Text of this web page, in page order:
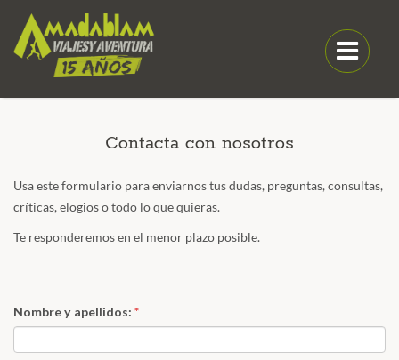
Contacta con nosotros
Usa este formulario para enviarnos tus dudas, preguntas, consultas,
críticas, elogios o todo lo que quieras.
Te responderemos en el menor plazo posible.
Nombre y apellidos: *